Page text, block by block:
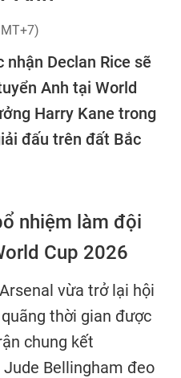
nhận Declan Rice sẽ
Anh tại World
Harry Kane trong
đấu trên đất Bắc
nhiệm làm đội
Cup 2026
vừa trở lại hội
thời gian được
chung kết
Bellingham đeo